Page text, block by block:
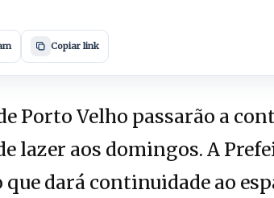
Copiar link
Porto Velho passarão a
lazer aos domingos. A
dará continuidade ao